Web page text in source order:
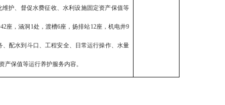
护、督促水费征收、水利设施固定资产保值等
42座，涵洞 1处，渡槽6座，扬排站12座，机电井9
、配水到斗口、工程安全、日常运行操作、水量
保值等运行养护服务内容。